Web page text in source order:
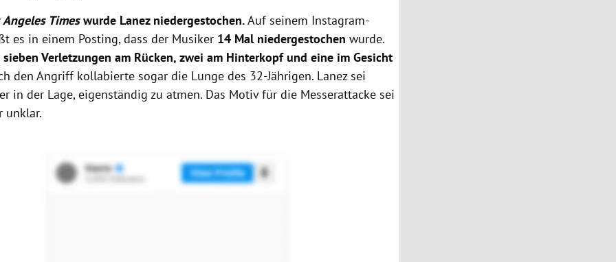
Timeswurde Lanez niedergestochen.Auf seinem Instagram-
es in einem Posting, dass der Musiker 14 Mal niedergestochen wurde.
sieben Verletzungen am Rücken, zwei am Hinterkopf und eine im Gesicht
den Angriff kollabierte sogar die Lunge des 32-Jährigen. Lanez sei
in der Lage, eigenständig zu atmen. Das Motiv für die Messerattacke sei
unklar.